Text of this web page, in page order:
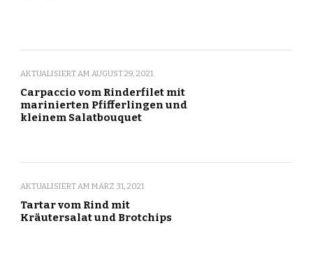
AKTUALISIERT AM AUGUST 29, 2021
Carpaccio vom Rinderfilet mit
marinierten Pfifferlingen und
kleinem Salatbouquet
AKTUALISIERT AM MÄRZ 31, 2021
Tartar vom Rind mit
Kräutersalat und Brotchips